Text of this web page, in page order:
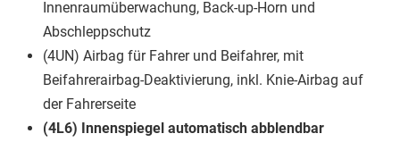
Innenraumüberwachung, Back-up-Horn und
Abschleppschutz
(4UN) Airbag für Fahrer und Beifahrer, mit
Beifahrerairbag-Deaktivierung, inkl. Knie-Airbag auf
der Fahrerseite
(4L6) Innenspiegel automatisch abblendbar